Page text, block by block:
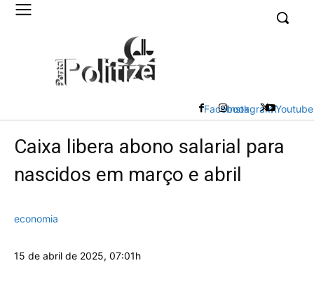
FacebookInstagramXYoutube
Caixa libera abono salarial para
nascidos em março e abril
economia
15 de abril de 2025, 07:01h